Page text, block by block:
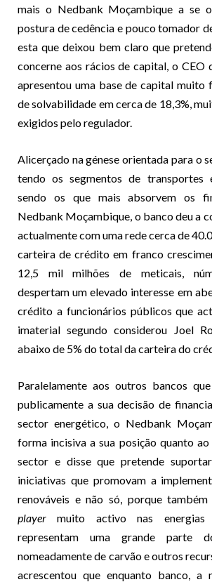
mais o Nedbank Moçambique a se
postura de cedência e pouco tomador
esta que deixou bem claro que
concerne aos rácios de capital, o CEO
apresentou uma base de capital muito
de solvabilidade em cerca de 18,3%,
exigidos pelo regulador.
Alicerçado na génese orientada para o
tendo os segmentos de transportes
sendo os que mais absorvem os
Nedbank Moçambique, o banco deu a
actualmente com uma rede cerca de
carteira de crédito em franco
12,5 mil milhões de meticais,
despertam um elevado interesse em
crédito a funcionários públicos que
imaterial segundo considerou Joel
abaixo de 5% do total da carteira do
Paralelamente aos outros bancos
publicamente a sua decisão de
sector energético, o Nedbank
forma incisiva a sua posição quanto
sector e disse que pretende
iniciativas que promovam a
renováveis e não só, porque
playermuito activo nas
representam uma grande parte
nomeadamente de carvão e outros
acrescentou que enquanto banco,